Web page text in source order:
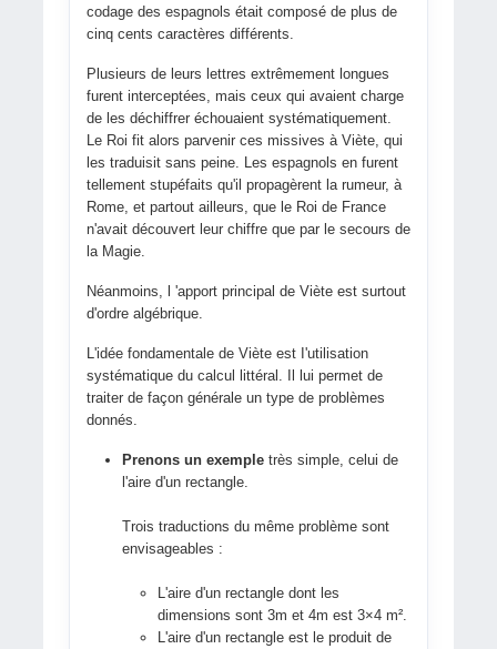
codage des espagnols était composé de plus de
cinq cents caractères différents.
Plusieurs de leurs lettres extrêmement longues
furent interceptées, mais ceux qui avaient charge
de les déchiffrer échouaient systématiquement.
Le Roi fit alors parvenir ces missives à Viète, qui
les traduisit sans peine. Les espagnols en furent
tellement stupéfaits qu'il propagèrent la rumeur, à
Rome, et partout ailleurs, que le Roi de France
n'avait découvert leur chiffre que par le secours de
la Magie.
Néanmoins, l 'apport principal de Viète est surtout
d'ordre algébrique.
L'idée fondamentale de Viète est I'utilisation
systématique du calcul littéral. Il lui permet de
traiter de façon générale un type de problèmes
donnés.
Prenons un exempletrès simple, celui de
l'aire d'un rectangle.
Trois traductions du même problème sont
envisageables :
L'aire d'un rectangle dont les
dimensions sont 3m et 4m est 3×4 m².
L'aire d'un rectangle est le produit de